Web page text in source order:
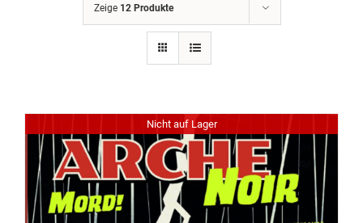
Zeige 12 Produkte
Nicht auf Lager